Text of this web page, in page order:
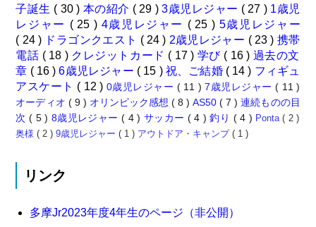
子誕生 ( 30 ) 本の紹介 ( 29 )3歳児レジャー ( 27 ) 1歳児
レジャー ( 25 ) 4歳児レジャー ( 25 ) 5歳児レジャー
( 24 ) ドラゴンクエスト ( 24 ) 2歳児レジャー ( 23 ) 携帯
電話 ( 18 ) クレジットカード ( 17 ) 学び ( 16 ) 過去の文
章 ( 16 )6歳児レジャー ( 15 ) 祝、ご結婚 ( 14 ) フィギュ
アスケート ( 12 ) 0歳児レジャー ( 11 )7歳児レジャー( 11 )
オーディオ ( 9 ) オリンピック感想( 8 )AS50( 7 )連続ものの目
次( 5 ) 8歳児レジャー( 4 ) サッカー ( 4 )釣り ( 4 ) Ponta( 2 )
奥様( 2 )9歳児レジャー( 1 ) アウトドア・キャンプ( 1 )
リンク
多摩Jr2023年度4年生のページ（非公開）